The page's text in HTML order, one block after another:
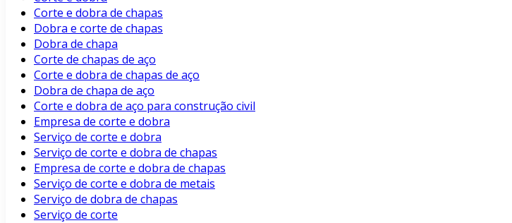
Corte e dobra de chapas
Dobra e corte de chapas
Dobra de chapa
Corte de chapas de aço
Corte e dobra de chapas de aço
Dobra de chapa de aço
Corte e dobra de aço para construção civil
Empresa de corte e dobra
Serviço de corte e dobra
Serviço de corte e dobra de chapas
Empresa de corte e dobra de chapas
Serviço de corte e dobra de metais
Serviço de dobra de chapas
Serviço de corte